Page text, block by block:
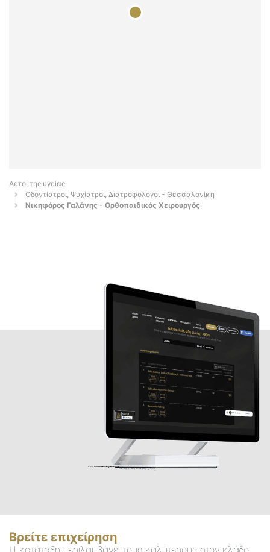
Αετοί της υγείας
Οδοντίατροι, Ψυχίατροι, Διατροφολόγοι - Θεσσαλονίκη
Νικηφόρος Γαλάνης - Ορθοπαιδικός Χειρουργός
Βρείτε επιχείρηση